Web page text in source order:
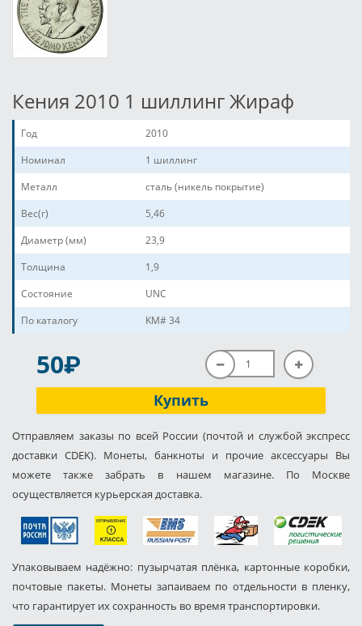
Кения 2010 1 шиллинг Жираф
Год
2010
Номинал
1 шиллинг
Металл
сталь (никель покрытие)
Вес(г)
5,46
Диаметр (мм)
23,9
Толщина
1,9
Состояние
UNC
По каталогу
KM# 34
50P
Купить
Отправляем заказы по всей России (почтой и службой экспресс
доставки CDEK). Монеты, банкноты и прочие аксессуары Вы
можете также забрать в нашем магазине. По Москве
осуществляется курьерская доставка.
Упаковываем надёжно: пузырчатая плёнка, картонные коробки,
почтовые пакеты. Монеты запаиваем по отдельности в пленку,
что гарантирует их сохранность во время транспортировки.